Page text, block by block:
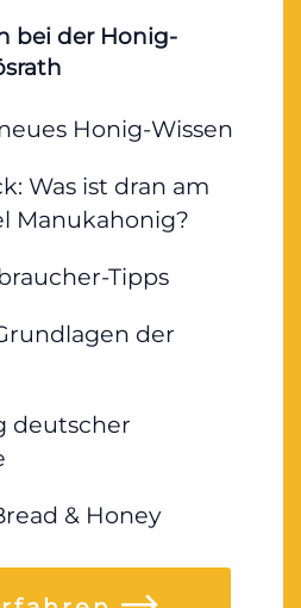
bei der Honig-
Honig-Wissen
Was ist dran am
Manukahonig?
Tipps
der
deutscher
& Honey